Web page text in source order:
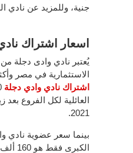
جنية، وللمزيد عن نادي
اسعار اشتراك
يُعتبر نادي وادى دجلة من
الاستثمارية في مصر
اشتراك نادي وادي دجلة
العائلية لكل الفروع بعد
2021.
بينما سعر عضوية نادي
الكبرى فقط هو 160 ألف جنيه.